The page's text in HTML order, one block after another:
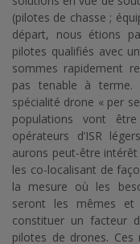
(pilotes de chasse ;
départ, nous étions
pilotes qualifiés avec
sommes rapidement
pas tenable à terme.
spécialité drone « per
populations vont
opérateurs d’ISR
aurons peut-être
les co-localisant de
la mesure où les
seront les mêmes
constituer un facteur
pilotes de drones. Ces